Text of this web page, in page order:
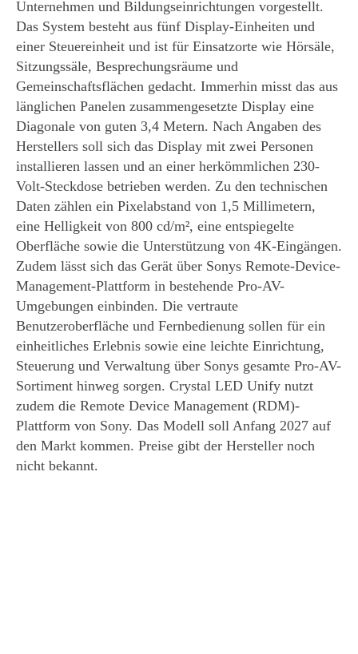
Unternehmen und Bildungseinrichtungen vorgestellt.
Das System besteht aus fünf Display-Einheiten und
einer Steuereinheit und ist für Einsatzorte wie Hörsäle,
Sitzungssäle, Besprechungsräume und
Gemeinschaftsflächen gedacht. Immerhin misst das aus
länglichen Panelen zusammengesetzte Display eine
Diagonale von guten 3,4 Metern. Nach Angaben des
Herstellers soll sich das Display mit zwei Personen
installieren lassen und an einer herkömmlichen 230-
Volt-Steckdose betrieben werden. Zu den technischen
Daten zählen ein Pixelabstand von 1,5 Millimetern,
eine Helligkeit von 800 cd/m², eine entspiegelte
Oberfläche sowie die Unterstützung von 4K-Eingängen.
Zudem lässt sich das Gerät über Sonys Remote-Device-
Management-Plattform in bestehende Pro-AV-
Umgebungen einbinden. Die vertraute
Benutzeroberfläche und Fernbedienung sollen für ein
einheitliches Erlebnis sowie eine leichte Einrichtung,
Steuerung und Verwaltung über Sonys gesamte Pro-AV-
Sortiment hinweg sorgen. Crystal LED Unify nutzt
zudem die Remote Device Management (RDM)-
Plattform von Sony. Das Modell soll Anfang 2027 auf
den Markt kommen. Preise gibt der Hersteller noch
nicht bekannt.